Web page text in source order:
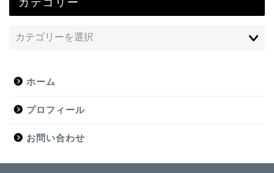
ホーム
プロフィール
お問い合わせ